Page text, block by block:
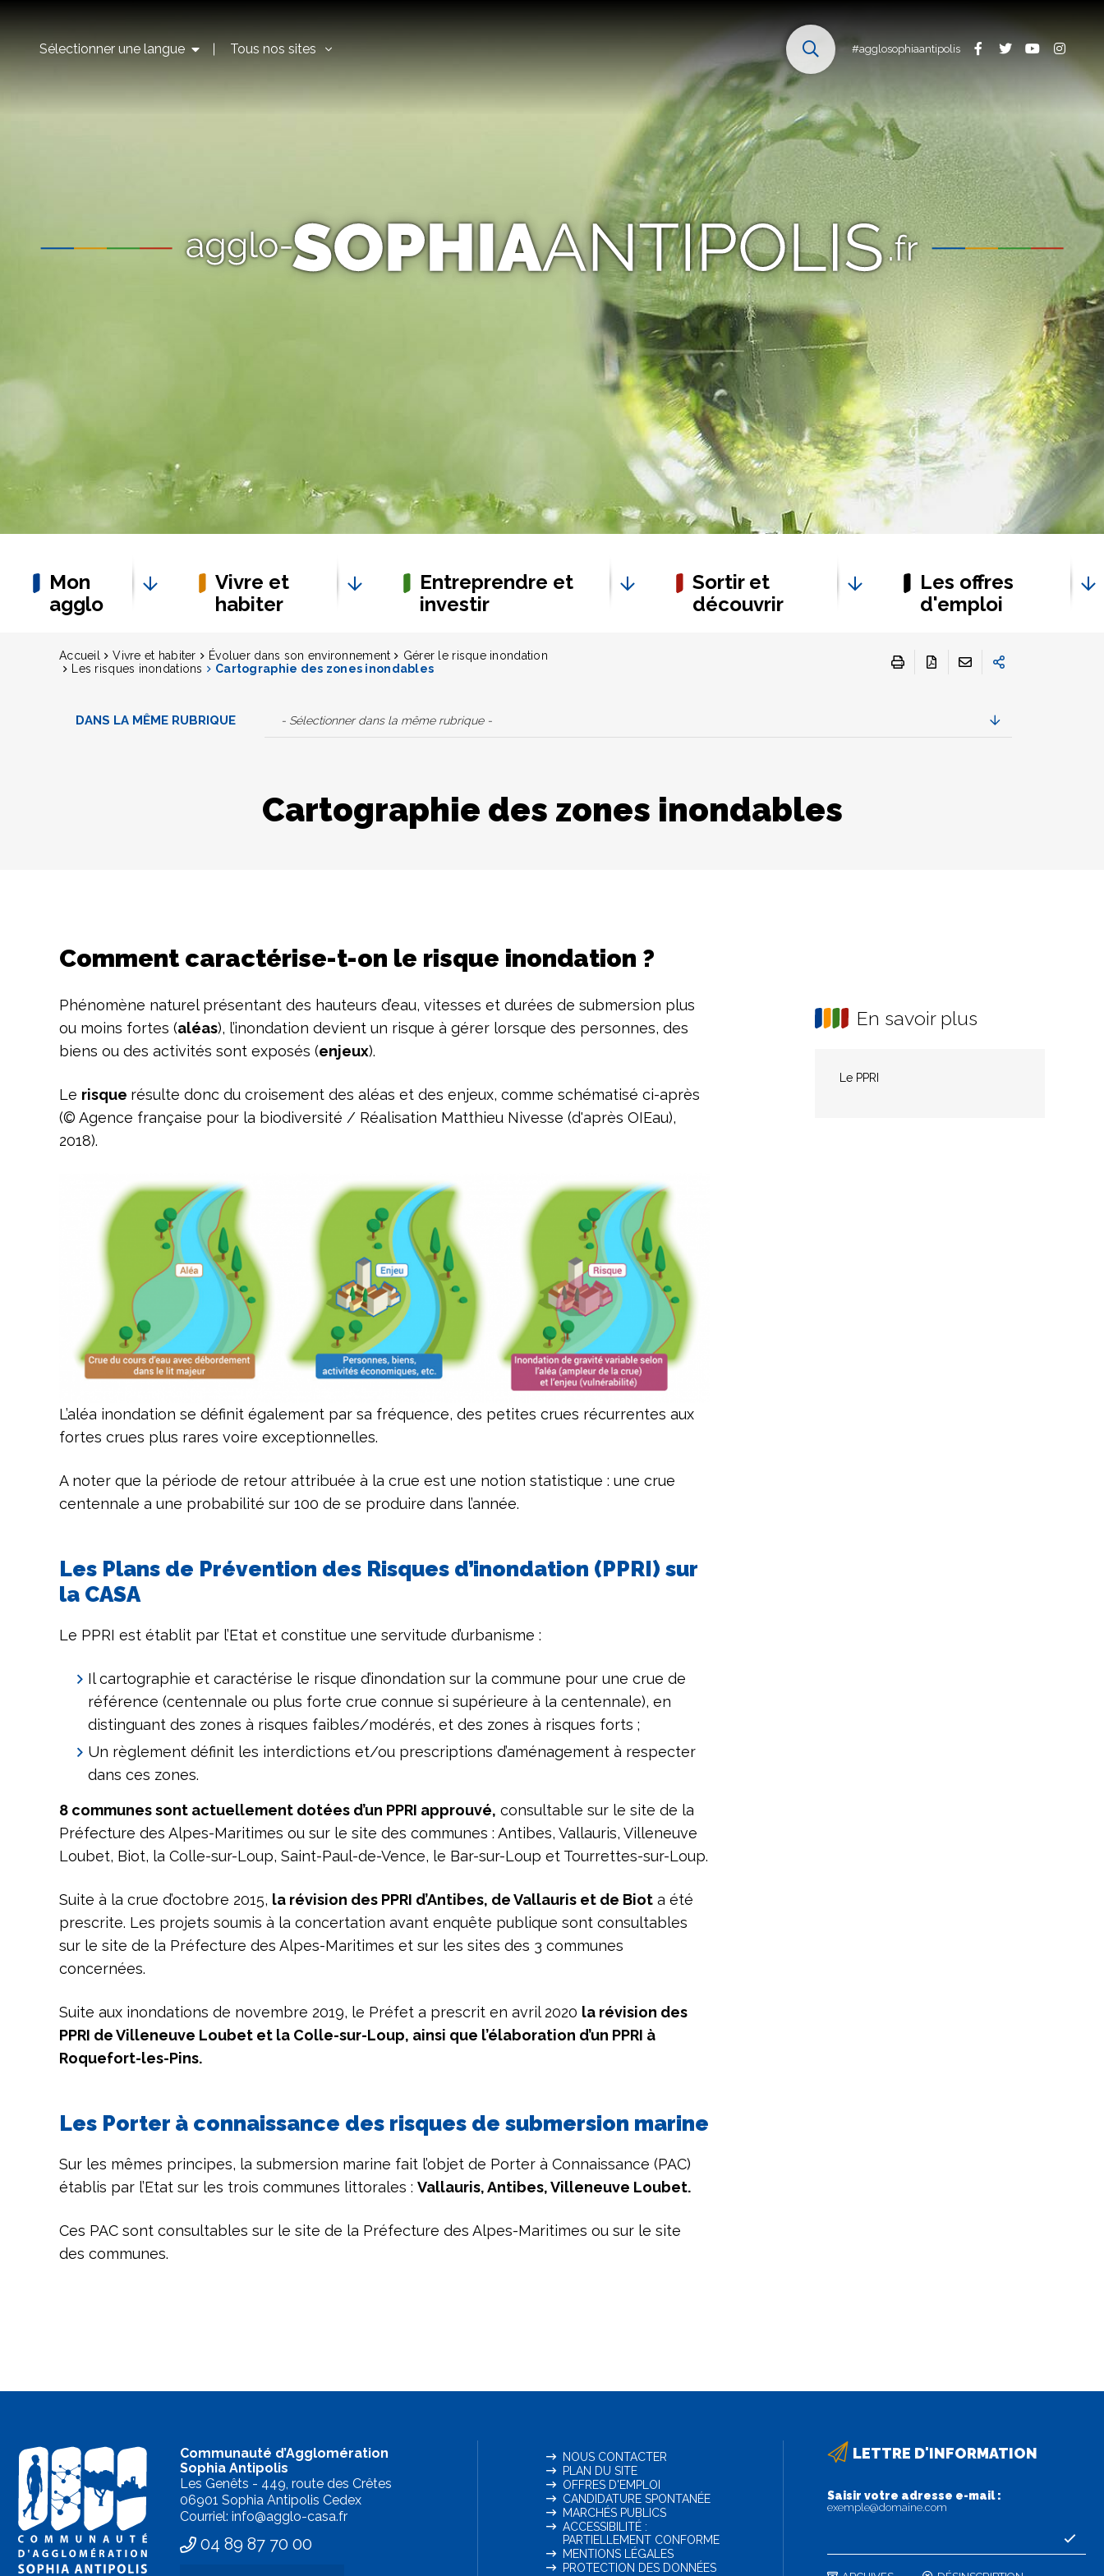
Sélectionner une langue Tous nos sites #agglosophiaantipolis
Mon
agglo
Vivre et
habiter
Entreprendre et
investir
Sortir et
découvrir
Les offres
d'emploi
Accueil Vivre et habiter Évoluer dans son environnement
Gérer le risque inondation
Les risques inondations
Cartographie des zones inondables
DANS LA MÊME RUBRIQUE - Sélectionner dans la même rubrique -
Cartographie des zones inondables
Comment caractérise-t-on le risque inondation ?
Phénomène naturel présentant des hauteurs d’eau, vitesses et durées de submersion plus
ou moins fortes (aléas), l’inondation devient un risque à gérer lorsque des personnes, des
biens ou des activités sont exposés (enjeux).
Le risque résulte donc du croisement des aléas et des enjeux, comme schématisé ci-après
(© Agence française pour la biodiversité / Réalisation Matthieu Nivesse (d'après OIEau),
2018).
L’aléa inondation se définit également par sa fréquence, des petites crues récurrentes aux
fortes crues plus rares voire exceptionnelles.
A noter que la période de retour attribuée à la crue est une notion statistique : une crue
centennale a une probabilité sur 100 de se produire dans l’année.
Les Plans de Prévention des Risques d’inondation (PPRI) sur
la CASA
Le PPRI est établit par l’Etat et constitue une servitude d’urbanisme :
Il cartographie et caractérise le risque d’inondation sur la commune pour une crue de
référence (centennale ou plus forte crue connue si supérieure à la centennale), en
distinguant des zones à risques faibles/modérés, et des zones à risques forts ;
Un règlement définit les interdictions et/ou prescriptions d’aménagement à respecter
dans ces zones.
8 communes sont actuellement dotées d’un PPRI approuvé, consultable sur le site de la
Préfecture des Alpes-Maritimes ou sur le site des communes : Antibes, Vallauris, Villeneuve
Loubet, Biot, la Colle-sur-Loup, Saint-Paul-de-Vence, le Bar-sur-Loup et Tourrettes-sur-Loup.
Suite à la crue d’octobre 2015, la révision des PPRI d’Antibes, de Vallauris et de Biot a été
prescrite. Les projets soumis à la concertation avant enquête publique sont consultables
sur le site de la Préfecture des Alpes-Maritimes et sur les sites des 3 communes
concernées.
Suite aux inondations de novembre 2019, le Préfet a prescrit en avril 2020 la révision des
PPRI de Villeneuve Loubet et la Colle-sur-Loup, ainsi que l’élaboration d’un PPRI à
Roquefort-les-Pins.
Les Porter à connaissance des risques de submersion marine
Sur les mêmes principes, la submersion marine fait l’objet de Porter à Connaissance (PAC)
établis par l’Etat sur les trois communes littorales : Vallauris, Antibes, Villeneuve Loubet.
Ces PAC sont consultables sur le site de la Préfecture des Alpes-Maritimes ou sur le site
des communes.
En savoir plus
Le PPRI
Communauté d’Agglomération
Sophia Antipolis
Les Genêts - 449, route des Crêtes
06901 Sophia Antipolis Cedex
Courriel: info@agglo-casa.fr
04 89 87 70 00
NOUS CONTACTER
PLAN DU SITE
OFFRES D'EMPLOI
CANDIDATURE SPONTANÉE
MARCHÉS PUBLICS
ACCESSIBILITÉ :
PARTIELLEMENT CONFORME
MENTIONS LÉGALES
PROTECTION DES DONNÉES
LETTRE D'INFORMATION
Saisir votre adresse e-mail :
exemple@domaine.com